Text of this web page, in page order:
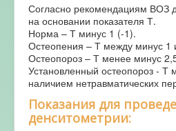
Согласно рекомендациям ВОЗ
на основании показателя Т.
Норма – Т минус 1 (-1).
Остеопения – Т между минус 1
Остеопороз – Т менее минус
Установленный остеопороз - Т
наличием нетравматических
Показания для
денситометрии: